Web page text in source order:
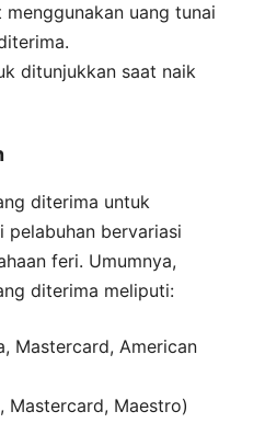
uang tunai
ditunjukkan saat naik
diterima untuk
pelabuhan bervariasi
feri. Umumnya,
diterima meliputi:
Mastercard, American
Mastercard, Maestro)